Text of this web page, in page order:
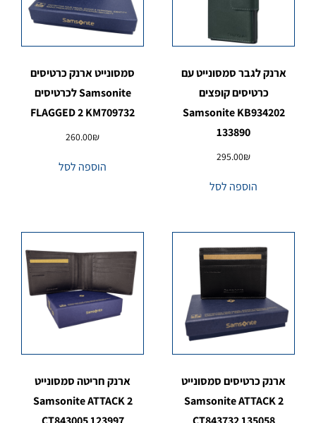
ארנק לגבר סמסונייט עם
כרטיסים קופצים
Samsonite KB934202
133890
295.00₪
הוספה לסל
סמסונייט ארנק כרטיסים
Samsonite לכרטיסים
FLAGGED 2 KM709732
260.00₪
הוספה לסל
ארנק כרטיסים סמסונייט
Samsonite ATTACK 2
ארנק חריטה סמסונייט
Samsonite ATTACK 2